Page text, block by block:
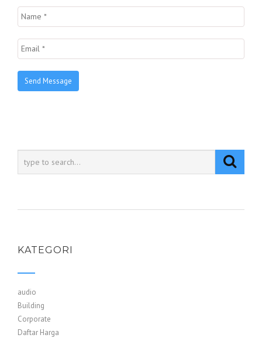
KATEGORI
audio
Building
Corporate
Daftar Harga